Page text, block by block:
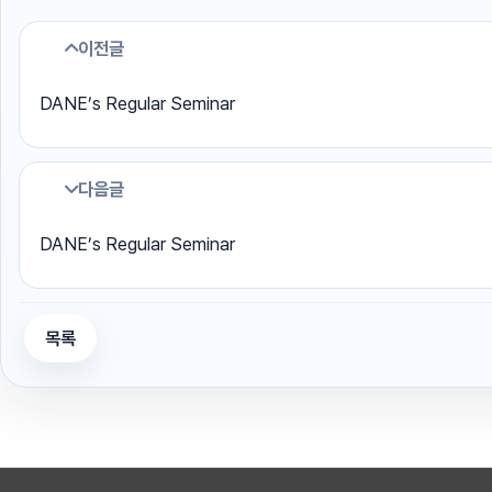
이전글
DANE’s Regular Seminar
다음글
DANE’s Regular Seminar
목록